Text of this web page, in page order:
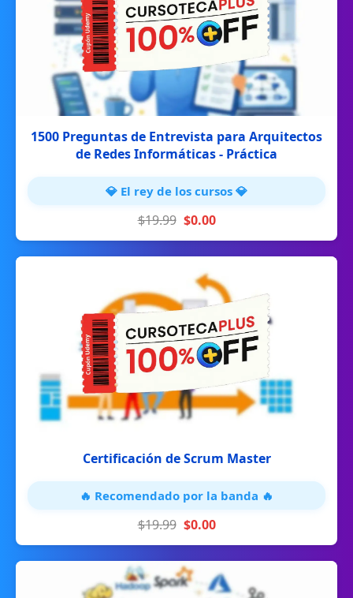
1500 Preguntas de Entrevista para Arquitectos
de Redes Informáticas - Práctica
💎 El rey de los cursos 💎
$19.99 $0.00
Certificación de Scrum Master
🔥 Recomendado por la banda 🔥
$19.99 $0.00